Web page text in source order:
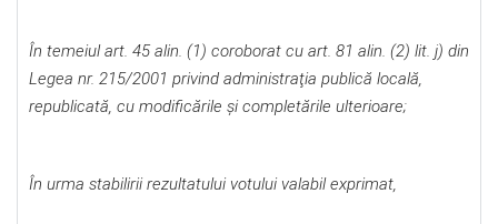
În temeiul art. 45 alin. (1) coroborat cu art. 81 alin. (2) lit. j) din
Legea nr. 215/2001 privind administraţia publică locală,
republicată, cu modificările şi completările ulterioare;
În urma stabilirii rezultatului votului valabil exprimat,